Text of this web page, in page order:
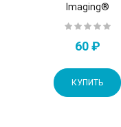
Imaging®
60 ₽
КУПИТЬ